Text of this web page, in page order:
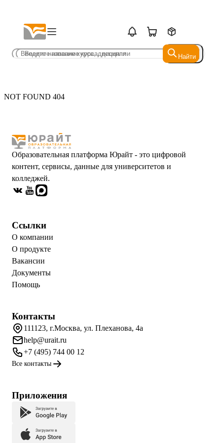
Найти
Найти
NOT FOUND 404
Образовательная платформа Юрайт - это цифровой
контент, сервисы, данные для университетов и
колледжей.
Ссылки
О компании
О продукте
Вакансии
Документы
Помощь
Контакты
111123, г.Москва, ул. Плеханова, 4а
help@urait.ru
+7 (495) 744 00 12
Все контакты
Приложения